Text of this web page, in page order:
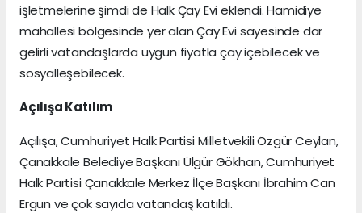
işletmelerine şimdi de Halk Çay Evi eklendi. Hamidiye
mahallesi bölgesinde yer alan Çay Evi sayesinde dar
gelirli vatandaşlarda uygun fiyatla çay içebilecek ve
sosyalleşebilecek.
Açılışa Katılım
Açılışa, Cumhuriyet Halk Partisi Milletvekili Özgür Ceylan,
Çanakkale Belediye Başkanı Ülgür Gökhan, Cumhuriyet
Halk Partisi Çanakkale Merkez İlçe Başkanı İbrahim Can
Ergun ve çok sayıda vatandaş katıldı.